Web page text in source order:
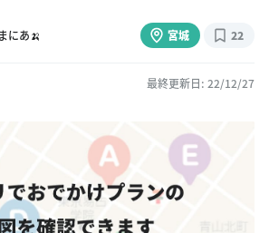
にあ🍌
宮城 22
最終更新日: 22/12/27